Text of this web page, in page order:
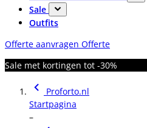
Sale
Outfits
Offerte aanvragen Offerte
Sale met kortingen tot -30%
Proforto.nl
Startpagina
–